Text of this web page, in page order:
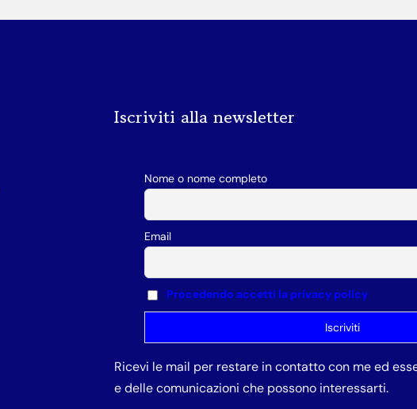
Iscriviti alla newsletter
Nome o nome completo
Email
Procedendo accetti la privacy policy
Ricevi le mail per restare in contatto con me ed
e delle comunicazioni che possono interessarti.